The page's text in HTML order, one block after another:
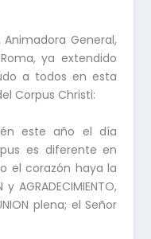
Animadora General,
ya extendido
a todos en esta
Corpus Christi:
este año el día
es diferente en
el corazón haya la
AGRADECIMIENTO,
plena; el Señor